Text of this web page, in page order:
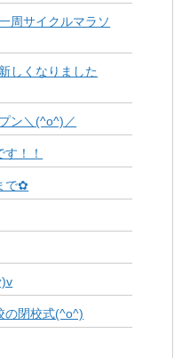
サイクルマラソ
しくなりました
ン＼(^o^)／
！！
で✿
閉校式(^o^)